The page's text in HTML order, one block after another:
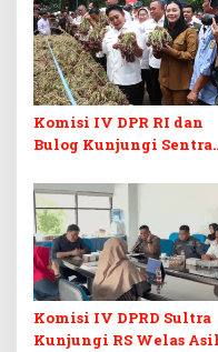
Komisi IV DPR RI dan
Bulog Kunjungi Sentra
Dorong Peluang Ekspor
Komisi IV DPRD Sultra
Kunjungi RS Welas